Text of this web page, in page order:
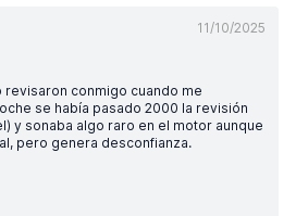
11/10/2025
revisaron conmigo cuando me
se había pasado 2000 la revisión
y sonaba algo raro en el motor aunque
pero genera desconfianza.